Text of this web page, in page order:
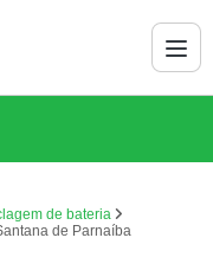
de bateria
de Parnaíba